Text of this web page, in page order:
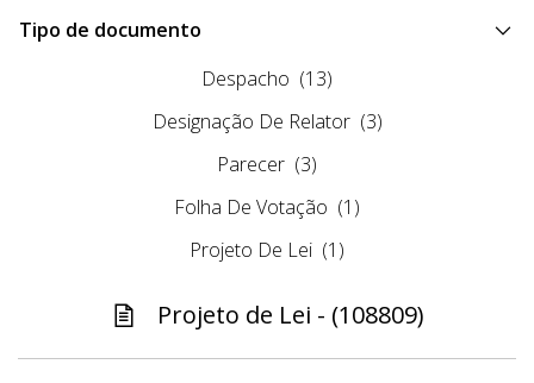
Tipo de documento
Despacho (13)
Designação De Relator (3)
Parecer (3)
Folha De Votação (1)
Projeto De Lei (1)
Projeto de Lei - (108809)